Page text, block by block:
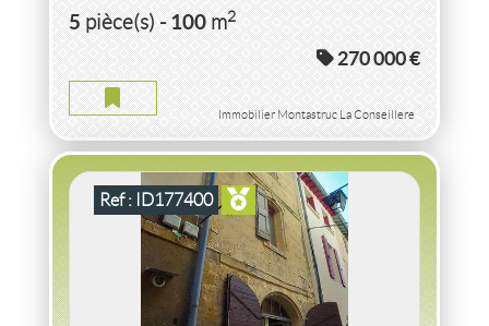
parfaitement optimisé....
5pièce(s)-100m2
270 000 €
Immobilier Montastruc La Conseillere
Ref : ID177400
VENTEMAISON4 NIVEAUXSOMMIERES(30250)
MAISON 4 NIVEAUX SOMMIERES
4pièce(s)-40m2